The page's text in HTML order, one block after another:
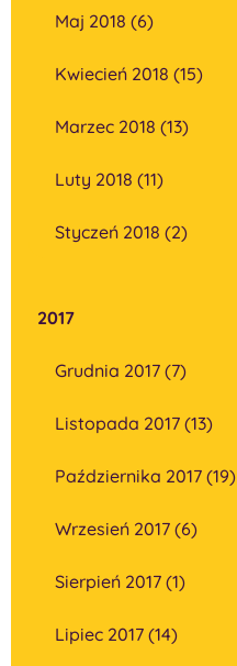
Maj 2018 (6)
Kwiecień 2018 (15)
Marzec 2018 (13)
Luty 2018 (11)
Styczeń 2018 (2)
2017
Grudnia 2017 (7)
Listopada 2017 (13)
Października 2017 (19)
Wrzesień 2017 (6)
Sierpień 2017 (1)
Lipiec 2017 (14)